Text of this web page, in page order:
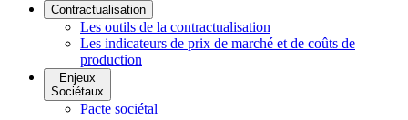
Contractualisation
Les outils de la contractualisation
Les indicateurs de prix de marché et de coûts de
production
Enjeux
Sociétaux
Pacte sociétal